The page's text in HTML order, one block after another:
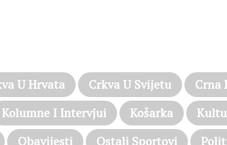
U Hrvata Crkva U Svijetu Crna
Kolumne I Intervjui Košarka
Obavijesti Ostali Sportovi